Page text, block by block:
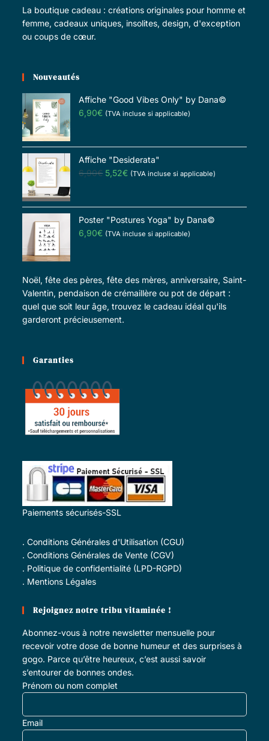
La boutique cadeau : créations originales pour homme et
femme, cadeaux uniques, insolites, design, d'exception
ou coups de cœur.
Nouveautés
Affiche "Good Vibes Only" by Dana©
6,90€ (TVA incluse si applicable)
Affiche "Desiderata"
6,90€ 5,52€ (TVA incluse si applicable)
Poster "Postures Yoga" by Dana©
6,90€ (TVA incluse si applicable)
Noël, fête des pères, fête des mères, anniversaire, Saint-
Valentin, pendaison de crémaillère ou pot de départ :
quel que soit leur âge, trouvez le cadeau idéal qu'ils
garderont précieusement.
Garanties
Paiements sécurisés-SSL
.Conditions Générales d'Utilisation (CGU)
.Conditions Générales de Vente (CGV)
. Politique de confidentialité (LPD-RGPD)
. Mentions Légales
Rejoignez notre tribu vitaminée !
Abonnez-vous à notre newsletter mensuelle pour
recevoir votre dose de bonne humeur et des surprises à
gogo. Parce qu’être heureux, c’est aussi savoir
s’entourer de bonnes ondes.
Prénom ou nom complet
Email